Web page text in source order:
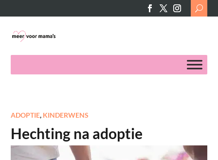
Search
for:
ADOPTIE, KINDERWENS
Hechting na adoptie